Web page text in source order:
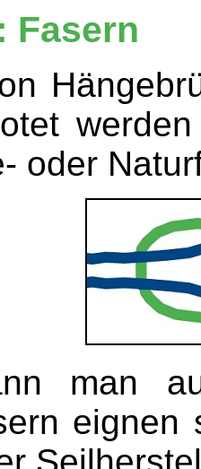
Fasern
oder
man
eignen